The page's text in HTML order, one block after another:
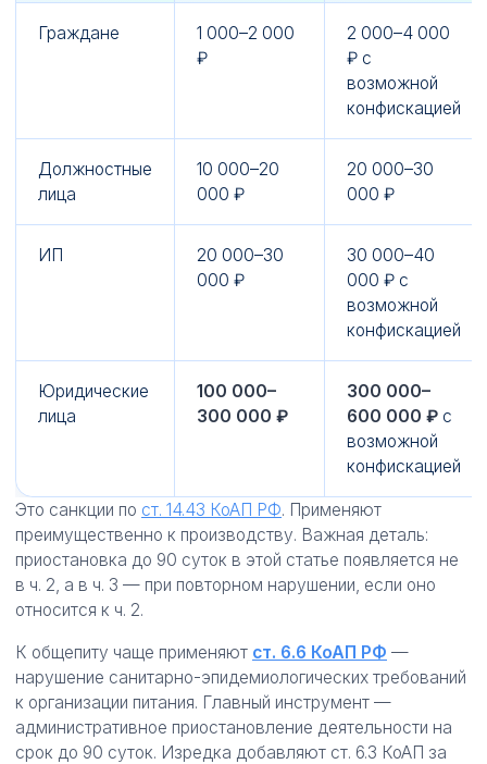
Граждане
1 000–2 000
₽
2 000–4 000
₽ с
возможной
конфискацией
Должностные
лица
10 000–20
000 ₽
20 000–30
000 ₽
ИП
20 000–30
000 ₽
30 000–40
000 ₽ с
возможной
конфискацией
Юридические
лица
100 000–
300 000 ₽
300 000–
600 000 ₽ с
возможной
конфискацией
Это санкции по ст. 14.43 КоАП РФ. Применяют
преимущественно к производству. Важная деталь:
приостановка до 90 суток в этой статье появляется не
в ч. 2, а в ч. 3 — при повторном нарушении, если оно
относится к ч. 2.
К общепиту чаще применяют ст. 6.6 КоАП РФ —
нарушение санитарно-эпидемиологических требований
к организации питания. Главный инструмент —
административное приостановление деятельности на
срок до 90 суток. Изредка добавляют ст. 6.3 КоАП за